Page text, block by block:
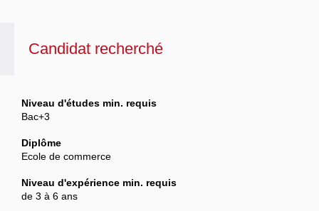
Candidat recherché
Niveau d'études min. requis
Bac+3
Diplôme
Ecole de commerce
Niveau d'expérience min. requis
de 3 à 6 ans